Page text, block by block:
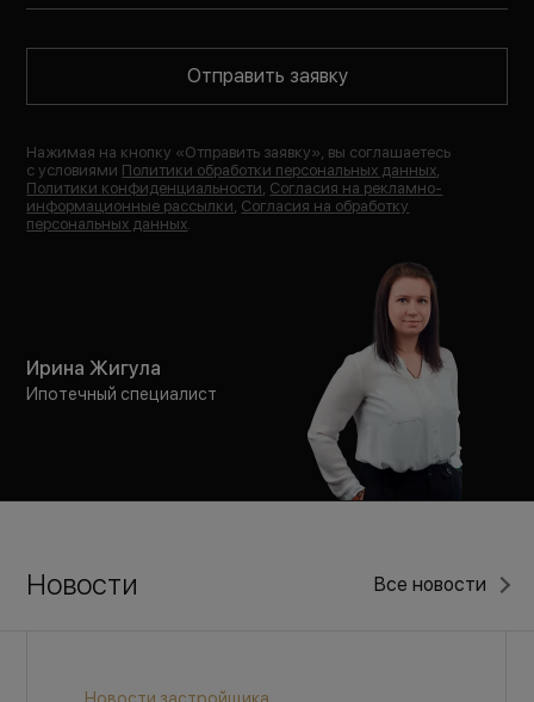
Отправить заявку
Нажимая на кнопку «Отправить заявку», вы соглашаетесь
с условиями Политики обработки персональных данных
Политики конфиденциальности Согласия на рекламно-
информационные рассылки Согласия на обработку
персональных данных
Ирина Жигула
Ипотечный специалист
Новости Все новости
Новости застройщика